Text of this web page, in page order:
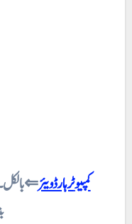
کمپیوٹر ہارڈویئر⇐ بالکل۔